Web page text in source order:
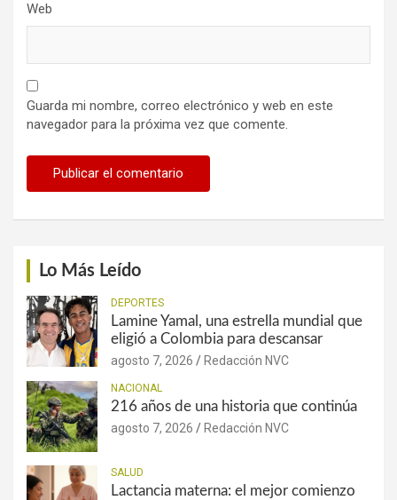
Web
Guarda mi nombre, correo electrónico y web en este
navegador para la próxima vez que comente.
Lo Más Leído
DEPORTES
Lamine Yamal, una estrella mundial que
eligió a Colombia para descansar
agosto 7, 2026 Redacción NVC
NACIONAL
216 años de una historia que continúa
agosto 7, 2026 Redacción NVC
SALUD
Lactancia materna: el mejor comienzo